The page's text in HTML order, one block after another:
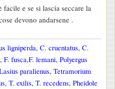
e se si lascia seccare la
devono andarsene .
ligniperda, C. cruentatus, C.
fusca,F. lemani, Polyergus
paralienus, Tetramorium
T. exilis, T. recedens, Pheidole